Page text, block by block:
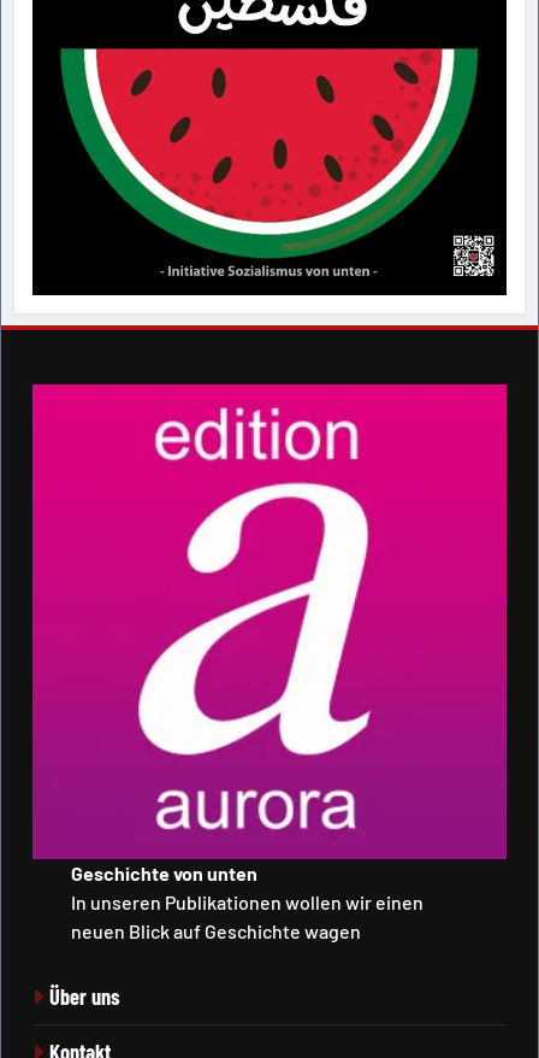
Geschichte von unten
In unseren Publikationen wollen wir einen
neuen Blick auf Geschichte wagen
Über uns
Kontakt